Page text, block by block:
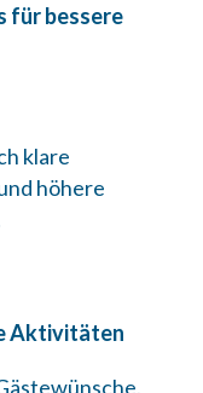
für bessere
klare
höhere
Aktivitäten